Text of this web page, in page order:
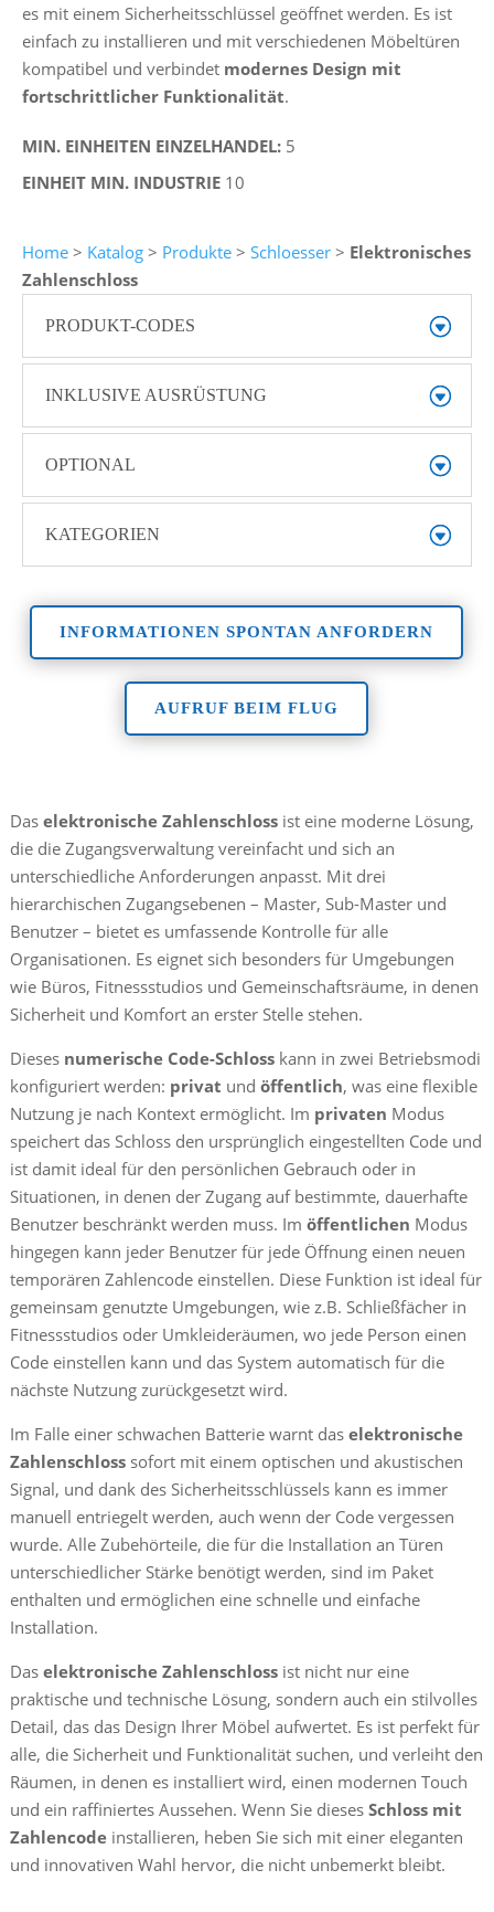
es mit einem Sicherheitsschlüssel geöffnet werden. Es ist
einfach zu installieren und mit verschiedenen Möbeltüren
kompatibel und verbindet modernes Design mit
fortschrittlicher Funktionalität.
MIN. EINHEITEN EINZELHANDEL: 5
EINHEIT MIN. INDUSTRIE 10
Home> Katalog> Produkte> Schloesser> Elektronisches
Zahlenschloss
PRODUKT-CODES
INKLUSIVE AUSRÜSTUNG
OPTIONAL
KATEGORIEN
INFORMATIONEN SPONTAN ANFORDERN
AUFRUF BEIM FLUG
Das elektronische Zahlenschlossist eine moderne Lösung,
die die Zugangsverwaltung vereinfacht und sich an
unterschiedliche Anforderungen anpasst. Mit drei
hierarchischen Zugangsebenen – Master, Sub-Master und
Benutzer – bietet es umfassende Kontrolle für alle
Organisationen. Es eignet sich besonders für Umgebungen
wie Büros, Fitnessstudios und Gemeinschaftsräume, in denen
Sicherheit und Komfort an erster Stelle stehen.
Dieses numerische Code-Schlosskann in zwei Betriebsmodi
konfiguriert werden: privat und öffentlich, was eine flexible
Nutzung je nach Kontext ermöglicht. Im privaten Modus
speichert das Schloss den ursprünglich eingestellten Code und
ist damit ideal für den persönlichen Gebrauch oder in
Situationen, in denen der Zugang auf bestimmte, dauerhafte
Benutzer beschränkt werden muss. Im öffentlichen Modus
hingegen kann jeder Benutzer für jede Öffnung einen neuen
temporären Zahlencode einstellen. Diese Funktion ist ideal für
gemeinsam genutzte Umgebungen, wie z.B. Schließfächer in
Fitnessstudios oder Umkleideräumen, wo jede Person einen
Code einstellen kann und das System automatisch für die
nächste Nutzung zurückgesetzt wird.
Im Falle einer schwachen Batterie warnt das elektronische
Zahlenschlosssofort mit einem optischen und akustischen
Signal, und dank des Sicherheitsschlüssels kann es immer
manuell entriegelt werden, auch wenn der Code vergessen
wurde. Alle Zubehörteile, die für die Installation an Türen
unterschiedlicher Stärke benötigt werden, sind im Paket
enthalten und ermöglichen eine schnelle und einfache
Installation.
Das elektronische Zahlenschlossist nicht nur eine
praktische und technische Lösung, sondern auch ein stilvolles
Detail, das das Design Ihrer Möbel aufwertet. Es ist perfekt für
alle, die Sicherheit und Funktionalität suchen, und verleiht den
Räumen, in denen es installiert wird, einen modernen Touch
und ein raffiniertes Aussehen. Wenn Sie dieses Schloss mit
Zahlencodeinstallieren, heben Sie sich mit einer eleganten
und innovativen Wahl hervor, die nicht unbemerkt bleibt.